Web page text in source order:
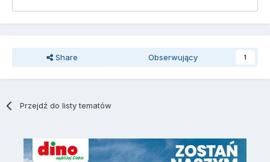
Share Obserwujący 1
Przejdź do listy tematów